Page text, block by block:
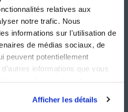
relatives aux
notre trafic. Nous
informations sur l'utilisation de
de médias sociaux, de
peuvent potentiellement
informations que vous
Afficher les détails
Contactez-nous